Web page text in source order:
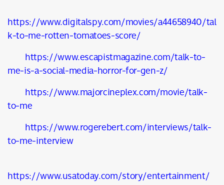
https://www.digitalspy.com/movies/a44658940/tal
k-to-me-rotten-tomatoes-score/
https://www.escapistmagazine.com/talk-to-
me-is-a-social-media-horror-for-gen-z/
https://www.majorcineplex.com/movie/talk-
to-me
https://www.rogerebert.com/interviews/talk-
to-me-interview
https://www.usatoday.com/story/entertainment/